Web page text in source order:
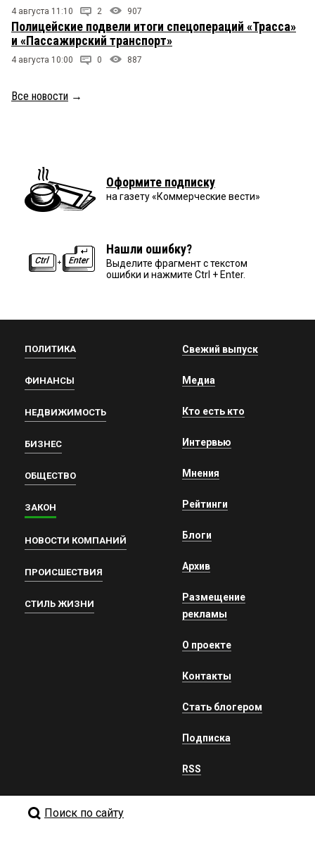
4 августа 11:10 2 907
Полицейские подвели итоги спецопераций «Трасса»
и «Пассажирский транспорт»
4 августа 10:00 0 887
Все новости →
Оформите подписку
на газету «Коммерческие вести»
Нашли ошибку?
Выделите фрагмент с текстом
ошибки и нажмите Ctrl + Enter.
ПОЛИТИКА
ФИНАНСЫ
НЕДВИЖИМОСТЬ
БИЗНЕС
ОБЩЕСТВО
ЗАКОН
НОВОСТИ КОМПАНИЙ
ПРОИСШЕСТВИЯ
СТИЛЬ ЖИЗНИ
Свежий выпуск
Медиа
Кто есть кто
Интервью
Мнения
Рейтинги
Блоги
Архив
Размещение
рекламы
О проекте
Контакты
Стать блогером
Подписка
RSS
Поиск по сайту